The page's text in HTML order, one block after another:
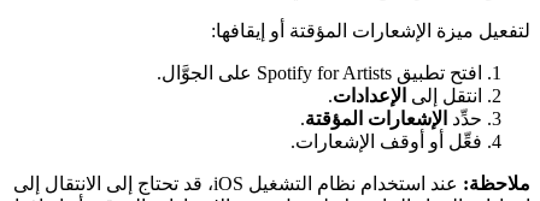
لتفعيل ميزة الإشعارات المؤقتة أو إيقافها:
افتح تطبيق Spotify for Artists على الجوَّال.
انتقل إلى الإعدادات.
حدِّد الإشعارات المؤقتة.
فعِّل أو أوقف الإشعارات.
ملاحظة:
عند استخدام نظام التشغيل iOS، قد تحتاج إلى الانتقال إلى